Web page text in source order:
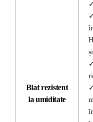
Blat rezistent
la umiditate